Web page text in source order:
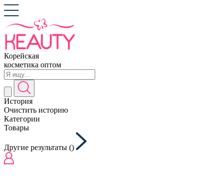
Корейская
косметика оптом
История
Очистить историю
Категории
Товары
Другие результаты ()